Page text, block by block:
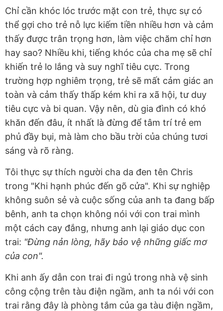
Chỉ cần khóc lóc trước mặt con trẻ, thực sự có
thể gợi cho trẻ nỗ lực kiếm tiền nhiều hơn và cảm
thấy được trân trọng hơn, làm việc chăm chỉ hơn
hay sao? Nhiều khi, tiếng khóc của cha mẹ sẽ chỉ
khiến trẻ lo lắng và suy nghĩ tiêu cực. Trong
trường hợp nghiêm trọng, trẻ sẽ mất cảm giác an
toàn và cảm thấy thấp kém khi ra xã hội, tư duy
tiêu cực và bi quan. Vậy nên, dù gia đình có khó
khăn đến đâu, ít nhất là đừng để tâm trí trẻ em
phủ đầy bụi, mà làm cho bầu trời của chúng tươi
sáng và rõ ràng.
Tôi thực sự thích người cha da đen tên Chris
trong "Khi hạnh phúc đến gõ cửa". Khi sự nghiệp
không suôn sẻ và cuộc sống của anh ta đang bấp
bênh, anh ta chọn không nói với con trai mình
một cách cay đắng, nhưng anh lại giáo dục con
trai: "Đừng nản lòng, hãy bảo vệ những giấc mơ
của con".
Khi anh ấy dẫn con trai đi ngủ trong nhà vệ sinh
công cộng trên tàu điện ngầm, anh ta nói với con
trai rằng đây là phòng tắm của ga tàu điện ngầm,